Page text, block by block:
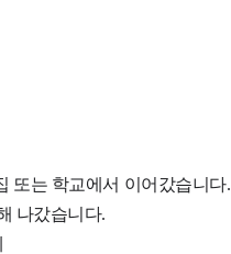
또는 학교에서 이어갔습니다.
나갔습니다.